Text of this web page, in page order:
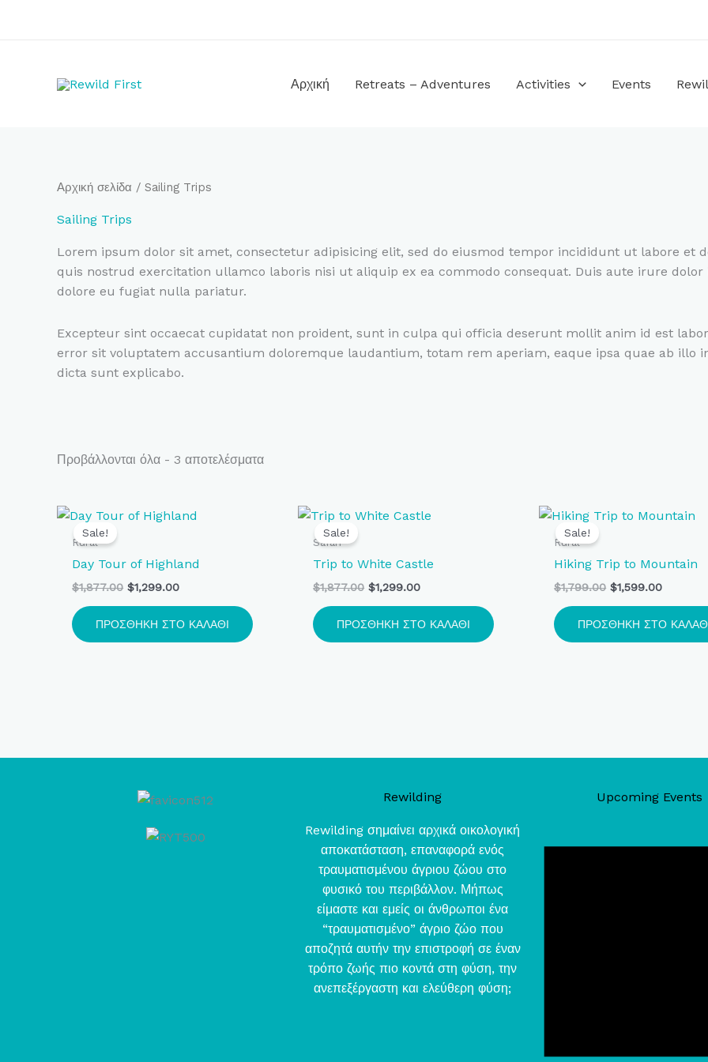
Αρχική Retreats – Adventures Activities Events
Αρχική σελίδα / Sailing Trips
Sailing Trips
Lorem ipsum dolor sit amet, consectetur adipisicing elit, sed do eiusmod tempor incididunt ut labore et
quis nostrud exercitation ullamco laboris nisi ut aliquip ex ea commodo consequat. Duis aute irure
dolore eu fugiat nulla pariatur.
Excepteur sint occaecat cupidatat non proident, sunt in culpa qui officia deserunt mollit anim id est
error sit voluptatem accusantium doloremque laudantium, totam rem aperiam, eaque ipsa quae ab illo
dicta sunt explicabo.
Προβάλλονται όλα - 3 αποτελέσματα
Sale!
Rural
Day Tour of Highland
$1,877.00
Original
$1,299.00
Η
$1,299.00.
ΠΡΟΣΘΉΚΗ ΣΤΟ ΚΑΛΆΘΙ
Sale!
Safari
Trip to White Castle
$1,877.00
Original
$1,299.00
Η
$1,299.00.
ΠΡΟΣΘΉΚΗ ΣΤΟ ΚΑΛΆΘΙ
Sale!
Rural
Hiking Trip to Mountain
$1,799.00
Original
price
$1,599.00
Η
ΠΡΟΣΘΉΚΗ ΣΤΟ
Rewilding
Rewilding σημαίνει αρχικά οικολογική
αποκατάσταση, επαναφορά ενός
τραυματισμένου άγριου ζώου στο
φυσικό του περιβάλλον. Μήπως
είμαστε και εμείς οι άνθρωποι ένα
“τραυματισμένο” άγριο ζώο που
αποζητά αυτήν την επιστροφή σε έναν
τρόπο ζωής πιο κοντά στη φύση, την
ανεπεξέργαστη και ελεύθερη φύση;
Upcoming Events